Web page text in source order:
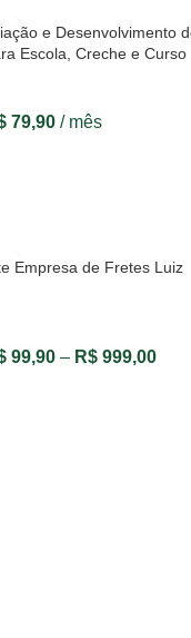
e Desenvolvimento
Escola, Creche e Curso
79,90 / mês
Empresa de Fretes Luiz
99,90 – R$ 999,00